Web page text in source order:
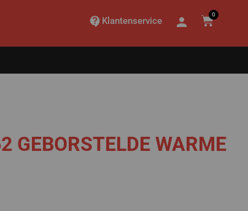
Klantenservice
0
GEBORSTELDE WARME